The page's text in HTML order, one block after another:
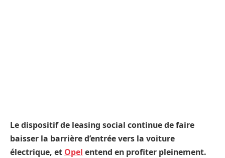
Le dispositif de leasing social continue de faire
baisser la barrière d’entrée vers la voiture
électrique, et Opel entend en profiter pleinement.